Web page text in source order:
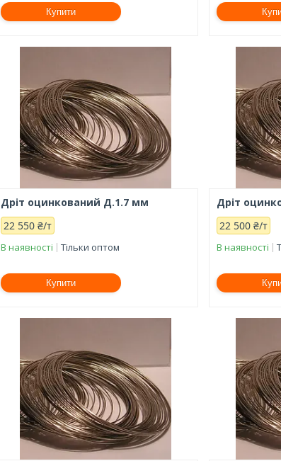
Купити
Дріт оцинкований Д.1.7 мм
22 550 ₴/т
В наявності Тільки оптом
Купити
Дріт
22 500 ₴/т
В наявності